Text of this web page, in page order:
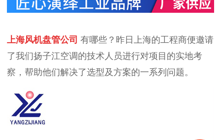
上海风机盘管公司 有哪些？昨日上海的工程商便邀请
了我们扬子江空调的技术人员进行对项目的实地考
察，帮助他们解决了选型及方案的一系列问题。